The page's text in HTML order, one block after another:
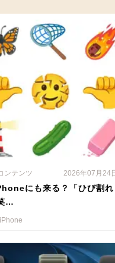
ンテンツ 2026年07月24
にも来る？「ひび割れ
…
iPhone